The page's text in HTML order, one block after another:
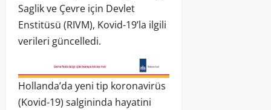
Saglik ve Çevre için Devlet
Enstitüsü (RIVM), Kovid-19’la ilgili
verileri güncelledi.
Hollanda’da yeni tip koronavirüs
(Kovid-19) salgininda hayatini